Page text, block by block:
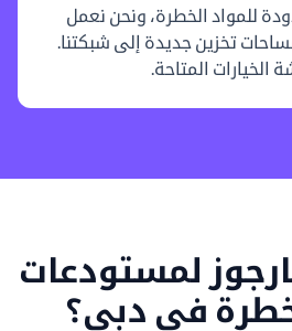
للمواد الخطرة، ونحن نعمل
تخزين جديدة إلى شبكتنا.
الخيارات المتاحة.
لمستودعات
في دبي؟